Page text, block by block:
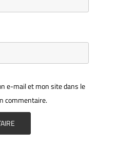
e-mail et mon site dans le
commentaire.